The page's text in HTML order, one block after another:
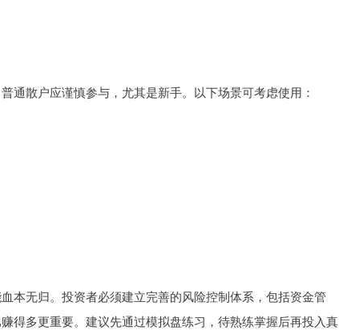
通散户应谨慎参与，尤其是新手。以下场景可考虑使用：
本无归。投资者必须建立完善的风险控制体系，包括资金管
得多更重要。建议先通过模拟盘练习，待熟练掌握后再投入真